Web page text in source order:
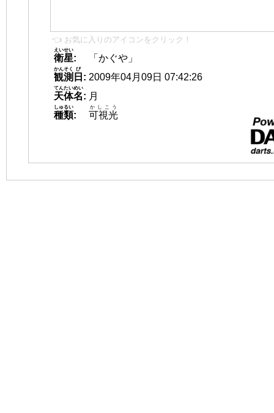
👈 お気に入りのアイコンをクリック！
衛星
えいせい
:
「かぐや」
観測
かんそく
日
び
: 2009年04月09日 07:42:26
天体名
てんたいめい
: 月
種類
しゅるい
: 可視光
かしこう